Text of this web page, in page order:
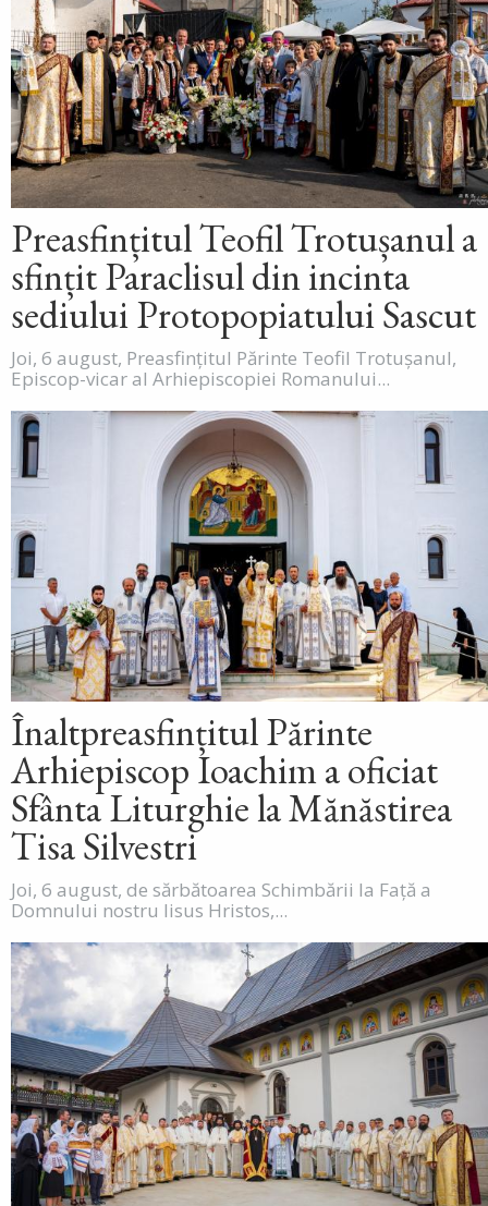
Preasfințitul Teofil Trotușanul a
sfințit Paraclisul din incinta
sediului Protopopiatului Sascut
Joi, 6 august, Preasfințitul Părinte Teofil Trotușanul,
Episcop-vicar al Arhiepiscopiei Romanului...
Înaltpreasfințitul Părinte
Arhiepiscop Ioachim a oficiat
Sfânta Liturghie la Mănăstirea
Tisa Silvestri
Joi, 6 august, de sărbătoarea Schimbării la Față a
Domnului nostru Iisus Hristos,...